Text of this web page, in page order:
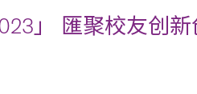
」 匯聚校友创